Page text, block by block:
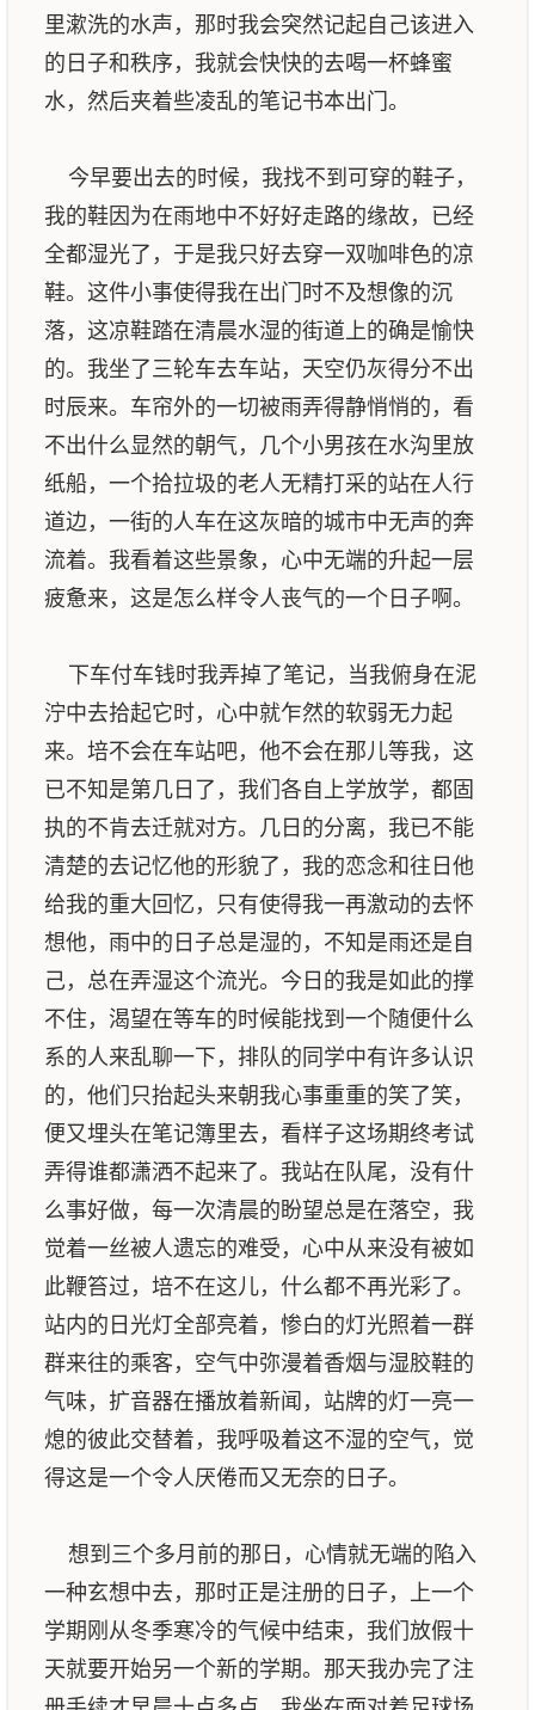
里漱洗的水声，那时我会突然记起自己该进入
的日子和秩序，我就会快快的去喝一杯蜂蜜
水，然后夹着些凌乱的笔记书本出门。
今早要出去的时候，我找不到可穿的鞋子，
我的鞋因为在雨地中不好好走路的缘故，已经
全都湿光了，于是我只好去穿一双咖啡色的凉
鞋。这件小事使得我在出门时不及想像的沉
落，这凉鞋踏在清晨水湿的街道上的确是愉快
的。我坐了三轮车去车站，天空仍灰得分不出
时辰来。车帘外的一切被雨弄得静悄悄的，看
不出什么显然的朝气，几个小男孩在水沟里放
纸船，一个拾拉圾的老人无精打采的站在人行
道边，一街的人车在这灰暗的城市中无声的奔
流着。我看着这些景象，心中无端的升起一层
疲惫来，这是怎么样令人丧气的一个日子啊。
下车付车钱时我弄掉了笔记，当我俯身在泥
泞中去拾起它时，心中就乍然的软弱无力起
来。培不会在车站吧，他不会在那儿等我，这
已不知是第几日了，我们各自上学放学，都固
执的不肯去迁就对方。几日的分离，我已不能
清楚的去记忆他的形貌了，我的恋念和往日他
给我的重大回忆，只有使得我一再激动的去怀
想他，雨中的日子总是湿的，不知是雨还是自
己，总在弄湿这个流光。今日的我是如此的撑
不住，渴望在等车的时候能找到一个随便什么
系的人来乱聊一下，排队的同学中有许多认识
的，他们只抬起头来朝我心事重重的笑了笑，
便又埋头在笔记簿里去，看样子这场期终考试
弄得谁都潇洒不起来了。我站在队尾，没有什
么事好做，每一次清晨的盼望总是在落空，我
觉着一丝被人遗忘的难受，心中从来没有被如
此鞭笞过，培不在这儿，什么都不再光彩了。
站内的日光灯全部亮着，惨白的灯光照着一群
群来往的乘客，空气中弥漫着香烟与湿胶鞋的
气味，扩音器在播放着新闻，站牌的灯一亮一
熄的彼此交替着，我呼吸着这不湿的空气，觉
得这是一个令人厌倦而又无奈的日子。
想到三个多月前的那日，心情就无端的陷入
一种玄想中去，那时正是注册的日子，上一个
学期刚从冬季寒冷的气候中结束，我们放假十
天就要开始另一个新的学期。那天我办完了注